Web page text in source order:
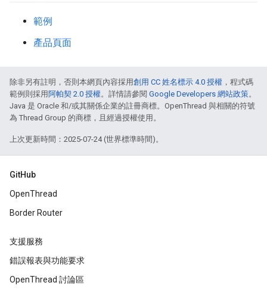
範例
產品頁面
除非另有註明，否則本網頁內容採用創用 CC 姓名標示 4.0 授權 ，程式碼
範例則採用 阿帕契 2.0 授權。詳情請參閱 Google Developers 網站政策。
Java 是 Oracle 和/或其關係企業的註冊商標。OpenThread 與相關的符號
為 Thread Group 的商標，且經過授權使用。
上次更新時間：2025-07-24 (世界標準時間)。
GitHub
OpenThread
Border Router
支援服務
錯誤報表與功能要求
OpenThread 討論區